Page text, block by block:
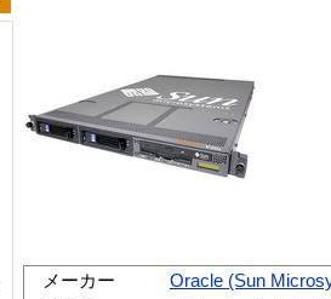
メーカー
Oracle (Sun